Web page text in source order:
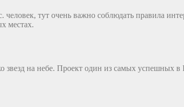
тут очень важно соблюдать правила
местах.
звезд на небе. Проект один из самых успешных